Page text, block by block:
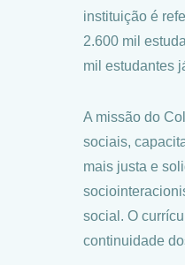
instituição é
2.600 mil
mil estudantes
A missão do
sociais,
mais justa e
social. O
continuidade